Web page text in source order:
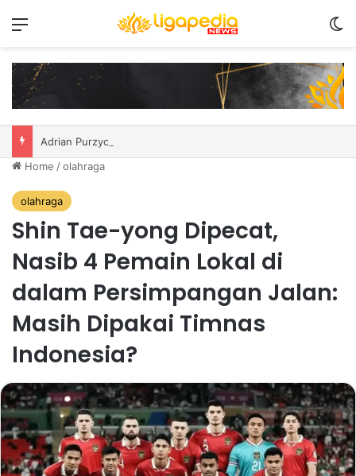
Adrian Purzycki jadi penggawa asing anyar PSIM
Home /olahraga
olahraga
Shin Tae-yong Dipecat,
Nasib 4 Pemain Lokal di
dalam Persimpangan Jalan:
Masih Dipakai Timnas
Indonesia?